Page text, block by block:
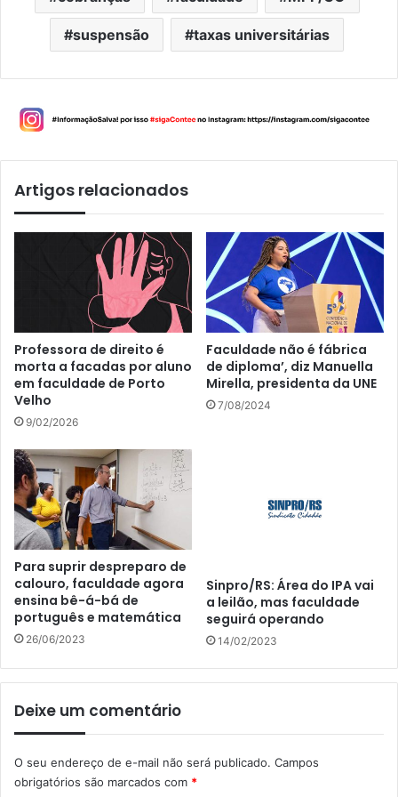
suspensão taxas universitárias
Artigos relacionados
Professora de direito é
morta a facadas por aluno
em faculdade de Porto
Velho
9/02/2026
Faculdade não é fábrica
de diploma’, diz Manuella
Mirella, presidenta da UNE
7/08/2024
Para suprir despreparo de
calouro, faculdade agora
ensina bê-á-bá de
português e matemática
26/06/2023
Sinpro/RS: Área do IPA vai
a leilão, mas faculdade
seguirá operando
14/02/2023
Deixe um comentário
O seu endereço de e-mail não será publicado. Campos
obrigatórios são marcados com *